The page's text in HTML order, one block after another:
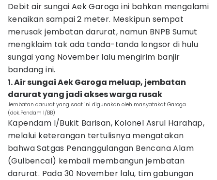
Debit air sungai Aek Garoga ini bahkan mengalami
kenaikan sampai 2 meter. Meskipun sempat
merusak jembatan darurat, namun BNPB Sumut
mengklaim tak ada tanda-tanda longsor di hulu
sungai yang November lalu mengirim banjir
bandang ini.
1. Air sungai Aek Garoga meluap, jembatan
darurat yang jadi akses warga rusak
Jembatan darurat yang saat ini digunakan oleh masyatakat Garoga
(dok.Pendam I/BB)
Kapendam I/Bukit Barisan, Kolonel Asrul Harahap,
melalui keterangan tertulisnya mengatakan
bahwa Satgas Penanggulangan Bencana Alam
(Gulbencal) kembali membangun jembatan
darurat. Pada 30 November lalu, tim gabungan